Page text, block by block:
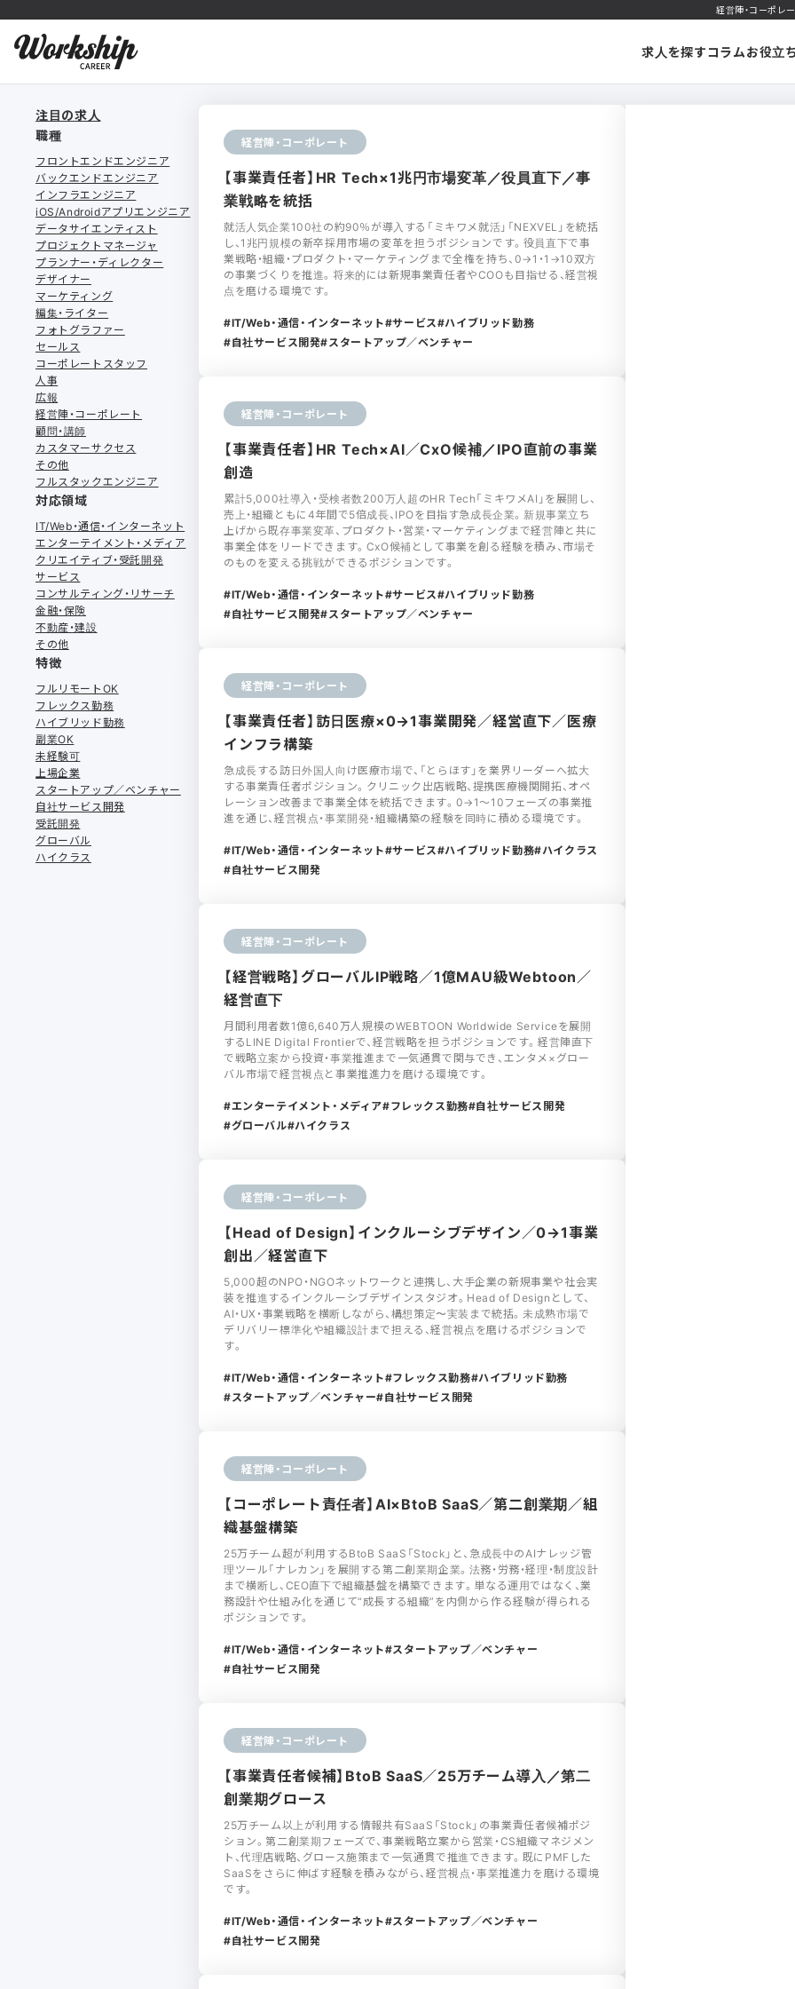
経営陣・コーポレ
求人を探すコラムお役立
注目の求人
職種
フロントエンドエンジニア
バックエンドエンジニア
インフラエンジニア
iOS/Androidアプリエンジニア
データサイエンティスト
プロジェクトマネージャ
プランナー・ディレクター
デザイナー
マーケティング
編集・ライター
フォトグラファー
セールス
コーポレートスタッフ
人事
広報
経営陣・コーポレート
顧問・講師
カスタマーサクセス
その他
フルスタックエンジニア
対応領域
IT/Web・通信・インターネット
エンターテイメント・メディア
クリエイティブ・受託開発
サービス
コンサルティング・リサーチ
金融・保険
不動産・建設
その他
特徴
フルリモートOK
フレックス勤務
ハイブリッド勤務
副業OK
未経験可
上場企業
スタートアップ／ベンチャー
自社サービス開発
受託開発
グローバル
ハイクラス
経営陣・コーポレート
【事業責任者】HR Tech×1兆円市場変革／役員直下／事
業戦略を統括
就活人気企業100社の約90％が導入する「ミキワメ就活」「NEXVEL」を統括
し、1兆円規模の新卒採用市場の変革を担うポジションです。役員直下で事
業戦略・組織・プロダクト・マーケティングまで全権を持ち、0→1・1→10双方
の事業づくりを推進。将来的には新規事業責任者やCOOも目指せる、経営視
点を磨ける環境です。
IT/Web・通信・インターネット サービス ハイブリッド勤務
自社サービス開発 スタートアップ／ベンチャー
経営陣・コーポレート
【事業責任者】HR Tech×AI／CxO候補／IPO直前の事業
創造
累計5,000社導入・受検者数200万人超のHR Tech「ミキワメAI」を展開し、
売上・組織ともに4年間で5倍成長、IPOを目指す急成長企業。新規事業立ち
上げから既存事業変革、プロダクト・営業・マーケティングまで経営陣と共に
事業全体をリードできます。CxO候補として事業を創る経験を積み、市場そ
のものを変える挑戦ができるポジションです。
IT/Web・通信・インターネット サービス ハイブリッド勤務
自社サービス開発 スタートアップ／ベンチャー
経営陣・コーポレート
【事業責任者】訪日医療×0→1事業開発／経営直下／医療
インフラ構築
急成長する訪日外国人向け医療市場で、「とらほす」を業界リーダーへ拡大
する事業責任者ポジション。クリニック出店戦略、提携医療機関開拓、オペ
レーション改善まで事業全体を統括できます。0→1〜10フェーズの事業推
進を通じ、経営視点・事業開発・組織構築の経験を同時に積める環境です。
IT/Web・通信・インターネット サービス ハイブリッド勤務 ハイクラス
自社サービス開発
経営陣・コーポレート
【経営戦略】グローバルIP戦略／1億MAU級Webtoon／
経営直下
月間利用者数1億6,640万人規模のWEBTOON Worldwide Serviceを展開
するLINE Digital Frontierで、経営戦略を担うポジションです。経営陣直下
で戦略立案から投資・事業推進まで一気通貫で関与でき、エンタメ×グロー
バル市場で経営視点と事業推進力を磨ける環境です。
エンターテイメント・メディア フレックス勤務 自社サービス開発
グローバル ハイクラス
経営陣・コーポレート
【Head of Design】インクルーシブデザイン／0→1事業
創出／経営直下
5,000超のNPO・NGOネットワークと連携し、大手企業の新規事業や社会実
装を推進するインクルーシブデザインスタジオ。Head of Designとして、
AI・UX・事業戦略を横断しながら、構想策定〜実装まで統括。未成熟市場で
デリバリー標準化や組織設計まで担える、経営視点を磨けるポジションで
す。
IT/Web・通信・インターネット
フレックス勤務 ハイブリッド勤務
スタートアップ／ベンチャー 自社サービス開発
経営陣・コーポレート
【コーポレート責任者】AI×BtoB SaaS／第二創業期／組
織基盤構築
25万チーム超が利用するBtoB SaaS「Stock」と、急成長中のAIナレッジ管
理ツール「ナレカン」を展開する第二創業期企業。法務・労務・経理・制度設計
まで横断し、CEO直下で組織基盤を構築できます。単なる運用ではなく、業
務設計や仕組み化を通じて“成長する組織”を内側から作る経験が得られる
ポジションです。
IT/Web・通信・インターネット
スタートアップ／ベンチャー
自社サービス開発
経営陣・コーポレート
【事業責任者候補】BtoB SaaS／25万チーム導入／第二
創業期グロース
25万チーム以上が利用する情報共有SaaS「Stock」の事業責任者候補ポジ
ション。第二創業期フェーズで、事業戦略立案から営業・CS組織マネジメン
ト、代理店戦略、グロース施策まで一気通貫で推進できます。既にPMFした
SaaSをさらに伸ばす経験を積みながら、経営視点・事業推進力を磨ける環境
です。
IT/Web・通信・インターネット
スタートアップ／ベンチャー
自社サービス開発